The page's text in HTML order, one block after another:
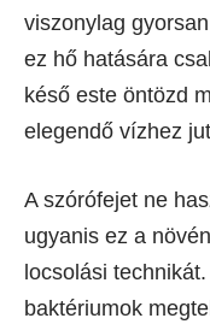
viszonylag
ez hő hatására
késő este öntözd
elegendő vízhez
A szórófejet ne
ugyanis ez a
locsolási
baktériumok